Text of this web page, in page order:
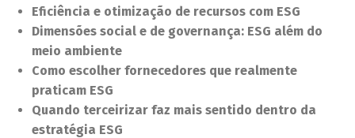
Eficiência e otimização de recursos com ESG
Dimensões social e de governança: ESG além do
meio ambiente
Como escolher fornecedores que realmente
praticam ESG
Quando terceirizar faz mais sentido dentro da
estratégia ESG